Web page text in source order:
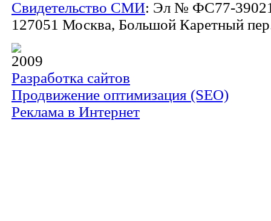
Свидетельство СМИ: Эл № ФС77-
127051 Москва, Большой Каретный
2009
Разработка сайтов
Продвижение оптимизация (SEO)
Реклама в Интернет